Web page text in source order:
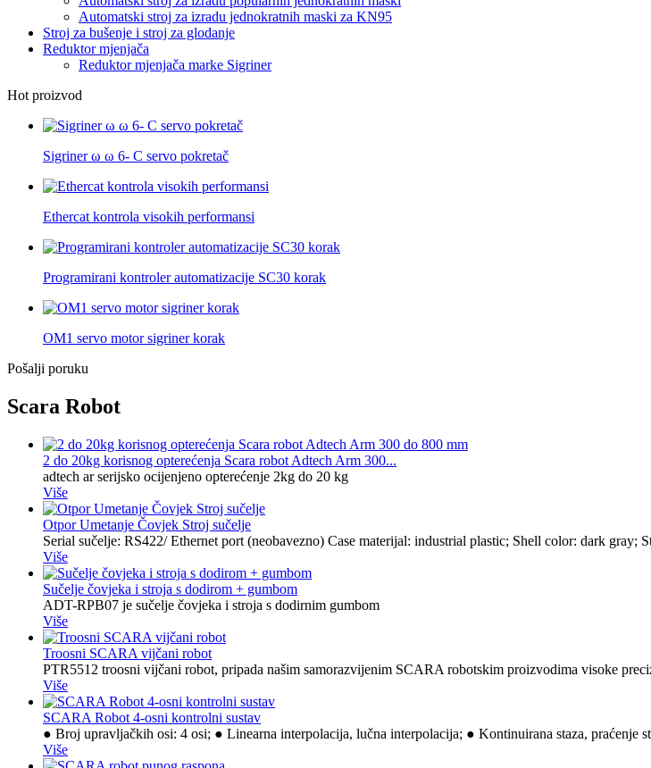
Automatski stroj za izradu jednokratnih maski za KN95
Stroj za bušenje i stroj za glodanje
Reduktor mjenjača
Reduktor mjenjača marke Sigriner
Hot proizvod
Sigriner ω ω 6- C servo pokretač
Ethercat kontrola visokih performansi
Programirani kontroler automatizacije SC30 korak
OM1 servo motor sigriner korak
Pošalji poruku
Scara Robot
2 do 20kg korisnog opterećenja Scara robot Adtech Arm 300...
adtech ar serijsko ocijenjeno opterećenje 2kg do 20 kg
Više
Otpor Umetanje Čovjek Stroj sučelje
Serial sučelje: RS422/ Ethernet port (neobavezno) Case materijal: industrial plastic; Shell color: dark
Više
Sučelje čovjeka i stroja s dodirom + gumbom
ADT-RPB07 je sučelje čovjeka i stroja s dodirnim gumbom
Više
Troosni SCARA vijčani robot
PTR5512 troosni vijčani robot, pripada našim samorazvijenim SCARA robotskim proizvodima visoke
Više
SCARA Robot 4-osni kontrolni sustav
● Broj upravljačkih osi: 4 osi; ● Linearna interpolacija, lučna interpolacija; ● Kontinuirana staza, praćenje
Više